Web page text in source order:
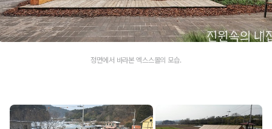
정면에서 바라본 엑스스몰의 모습.